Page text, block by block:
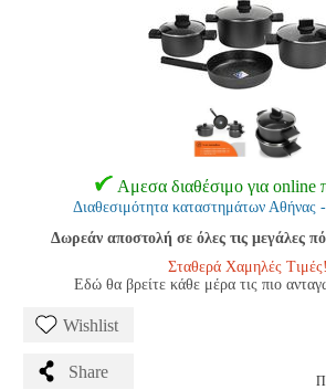
Αμεσα διαθέσιμο για online
Διαθεσιμότητα καταστημάτων Αθήνας
Δωρεάν αποστολή σε όλες τις μεγάλες
Σταθερά Χαμηλές Τιμές!
Εδώ θα βρείτε κάθε μέρα τις πιο
Wishlist
Share